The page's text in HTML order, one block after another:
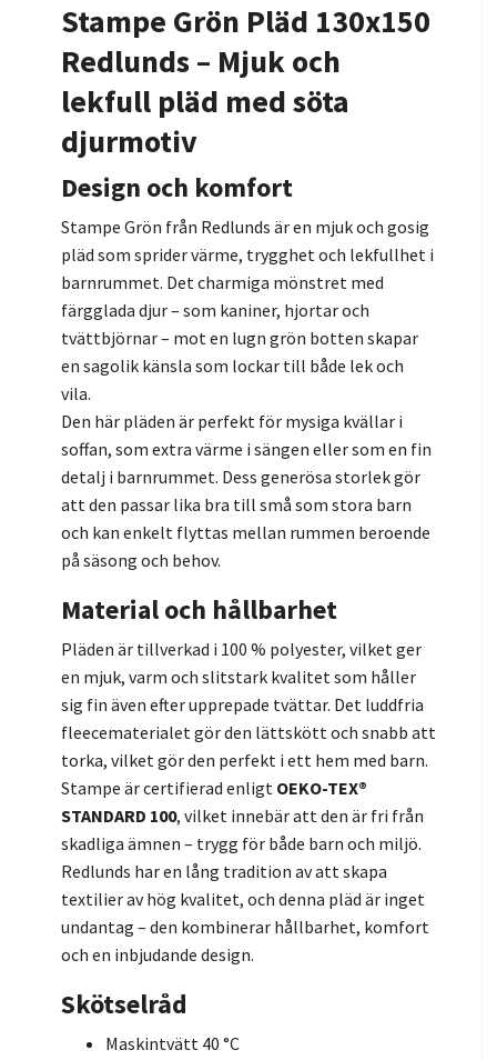
Stampe Grön Pläd 130x150
Redlunds – Mjuk och
lekfull pläd med söta
djurmotiv
Design och komfort
Stampe Grön från Redlunds är en mjuk och gosig
pläd som sprider värme, trygghet och lekfullhet i
barnrummet. Det charmiga mönstret med
färgglada djur – som kaniner, hjortar och
tvättbjörnar – mot en lugn grön botten skapar
en sagolik känsla som lockar till både lek och
vila.
Den här pläden är perfekt för mysiga kvällar i
soffan, som extra värme i sängen eller som en fin
detalj i barnrummet. Dess generösa storlek gör
att den passar lika bra till små som stora barn
och kan enkelt flyttas mellan rummen beroende
på säsong och behov.
Material och hållbarhet
Pläden är tillverkad i 100 % polyester, vilket ger
en mjuk, varm och slitstark kvalitet som håller
sig fin även efter upprepade tvättar. Det luddfria
fleecematerialet gör den lättskött och snabb att
torka, vilket gör den perfekt i ett hem med barn.
Stampe är certifierad enligt OEKO-TEX®
STANDARD 100, vilket innebär att den är fri från
skadliga ämnen – trygg för både barn och miljö.
Redlunds har en lång tradition av att skapa
textilier av hög kvalitet, och denna pläd är inget
undantag – den kombinerar hållbarhet, komfort
och en inbjudande design.
Skötselråd
Maskintvätt 40 °C